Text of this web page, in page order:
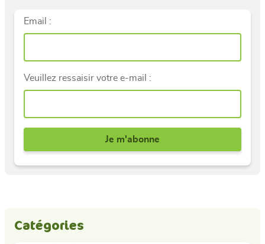
Email :
Veuillez ressaisir votre e-mail :
Catégories